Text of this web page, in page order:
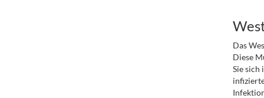
Das
Diese
Sie sich